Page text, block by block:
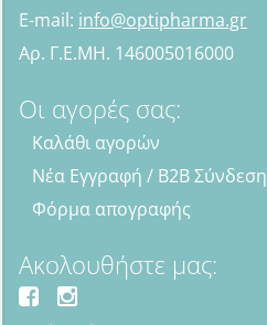
E-mail: info@optipharma.gr
Αρ. Γ.Ε.ΜΗ. 146005016000
Οι αγορές σας:
Καλάθι αγορών
Νέα Εγγραφή / B2B Σύνδεση
Φόρμα απογραφής
Ακολουθήστε μας: